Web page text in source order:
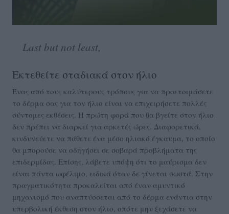
Last but not least,
Εκτεθείτε σταδιακά στον ήλιο
Ένας από τους καλύτερους τρόπους για να προετοιμάσετε
το δέρμα σας για τον ήλιο είναι να επιχειρήσετε πολλές
σύντομες εκθέσεις. Η πρώτη φορά που θα βγείτε στον ήλιο
δεν πρέπει να διαρκεί για αρκετές ώρες. Διαφορετικά,
κινδυνεύετε να πάθετε ένα μέσο ηλιακό έγκαυμα, το οποίο
θα μπορούσε να οδηγήσει σε σοβαρά προβλήματα της
επιδερμίδας. Επίσης, λάβετε υπόψη ότι το μαύρισμα δεν
είναι πάντα ωφέλιμο, ειδικά όταν δε γίνεται σωστά. Στην
πραγματικότητα προκαλείται από έναν αμυντικό
μηχανισμό που αναπτύσσεται από το δέρμα ενάντια στην
υπερβολική έκθεση στον ήλιο, οπότε μην ξεχάσετε να